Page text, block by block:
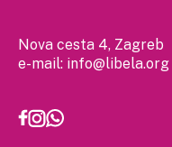
Nova cesta 4, Zagreb
e-mail: info@libela.org